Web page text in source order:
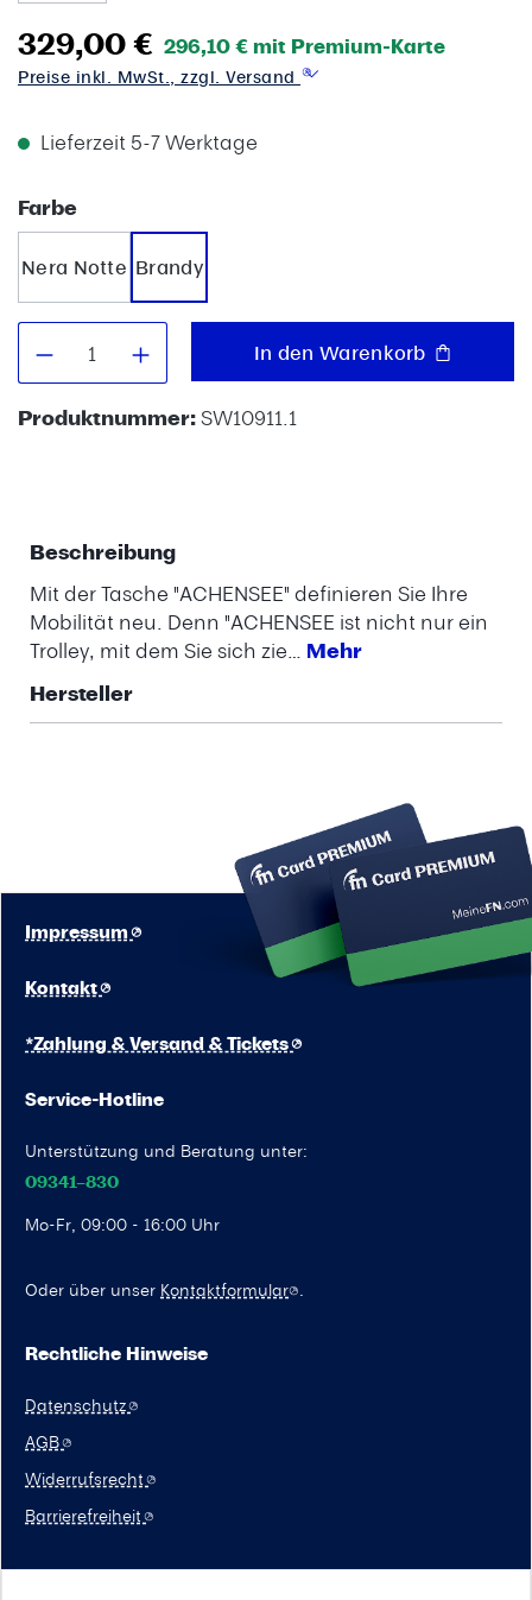
329,00 € 296,10 € mit Premium-Karte
Preise inkl. MwSt., zzgl. Versand
Lieferzeit 5-7 Werktage
Farbeauswählen
Nera Notte Brandy
Produkt Anzahl: Gib denIn den Warenkorb
Produktnummer:SW10911.1
Beschreibung
Mit der Tasche "ACHENSEE" definieren Sie Ihre
Mobilität neu. Denn "ACHENSEE ist nicht nur ein
Trolley, mit dem Sie sich zie… Mehr
Hersteller
Service-Hotline
Unterstützung und Beratung unter:
09341–830
Mo-Fr, 09:00 - 16:00 Uhr
Oder über unser Kontaktformular .
Kontakt
Impressum
*Zahlung & Versand & Tickets
Rechtliche Hinweise
Datenschutz
AGB
Widerrufsrecht
Barrierefreiheit